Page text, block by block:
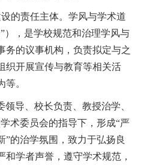
的责任主体。学风与学术道
），是学校规范和治理学风与
务的议事机构，负责拟定与之
织开展宣传与教育等相关活
。
领导、校长负责、教授治学、
术委员会的指导下，形成“严
”的治学氛围，致力于弘扬良
学者声誉，遵守学术规范，